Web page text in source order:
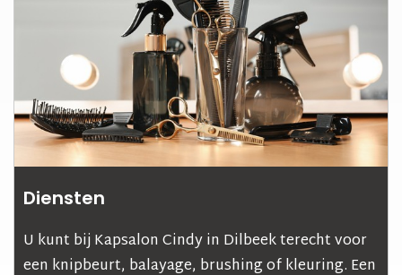
Diensten
U kunt bij Kapsalon Cindy in Dilbeek terecht voor
een knipbeurt, balayage, brushing of kleuring. Een